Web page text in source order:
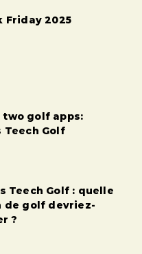
Friday 2025
two golf apps:
Teech Golf
Teech Golf : quelle
de golf devriez-
?